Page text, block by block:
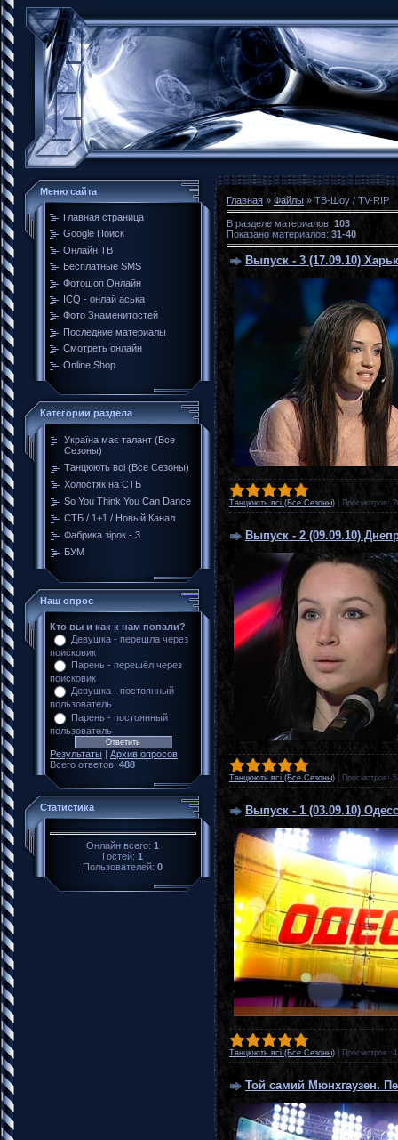
Меню сайта
Главная страница
Google Поиск
Онлайн ТВ
Бесплатные SMS
Фотошоп Онлайн
ICQ - онлай аська
Фото Знаменитостей
Последние материалы
Смотреть онлайн
Online Shop
Категории раздела
Україна має талант (Все
Сезоны)
Танцюють всі (Все Сезоны)
Холостяк на СТБ
So You Think You Can Dance
СТБ / 1+1 / Новый Канал
Фабрика зірок - 3
БУМ
Наш опрос
Кто вы и как к нам попали?
Девушка - перешла через
поисковик
Парень - перешёл через
поисковик
Девушка - постоянный
пользователь
Парень - постоянный
пользователь
Результаты | Архив опросов
Всего ответов: 488
Статистика
Онлайн всего:1
Гостей:1
Пользователей:0
Главная » Файлы » ТВ-Шоу / TV-RIP
В разделе материалов: 103
Показано материалов: 31-40
Выпуск - 3 (17.09.10)
Танцюють всі (Все Сезоны) Просмотров:
Выпуск - 2 (09.09.10)
Танцюють всі (Все Сезоны) Просмотров:
Выпуск - 1 (03.09.10)
Танцюють всі (Все Сезоны) Просмотров:
Той самий Мюнхгаузен.